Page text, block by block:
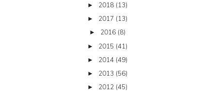
► 2018 (13)
► 2017 (13)
► 2016 (8)
► 2015 (41)
► 2014 (49)
► 2013 (56)
► 2012 (45)